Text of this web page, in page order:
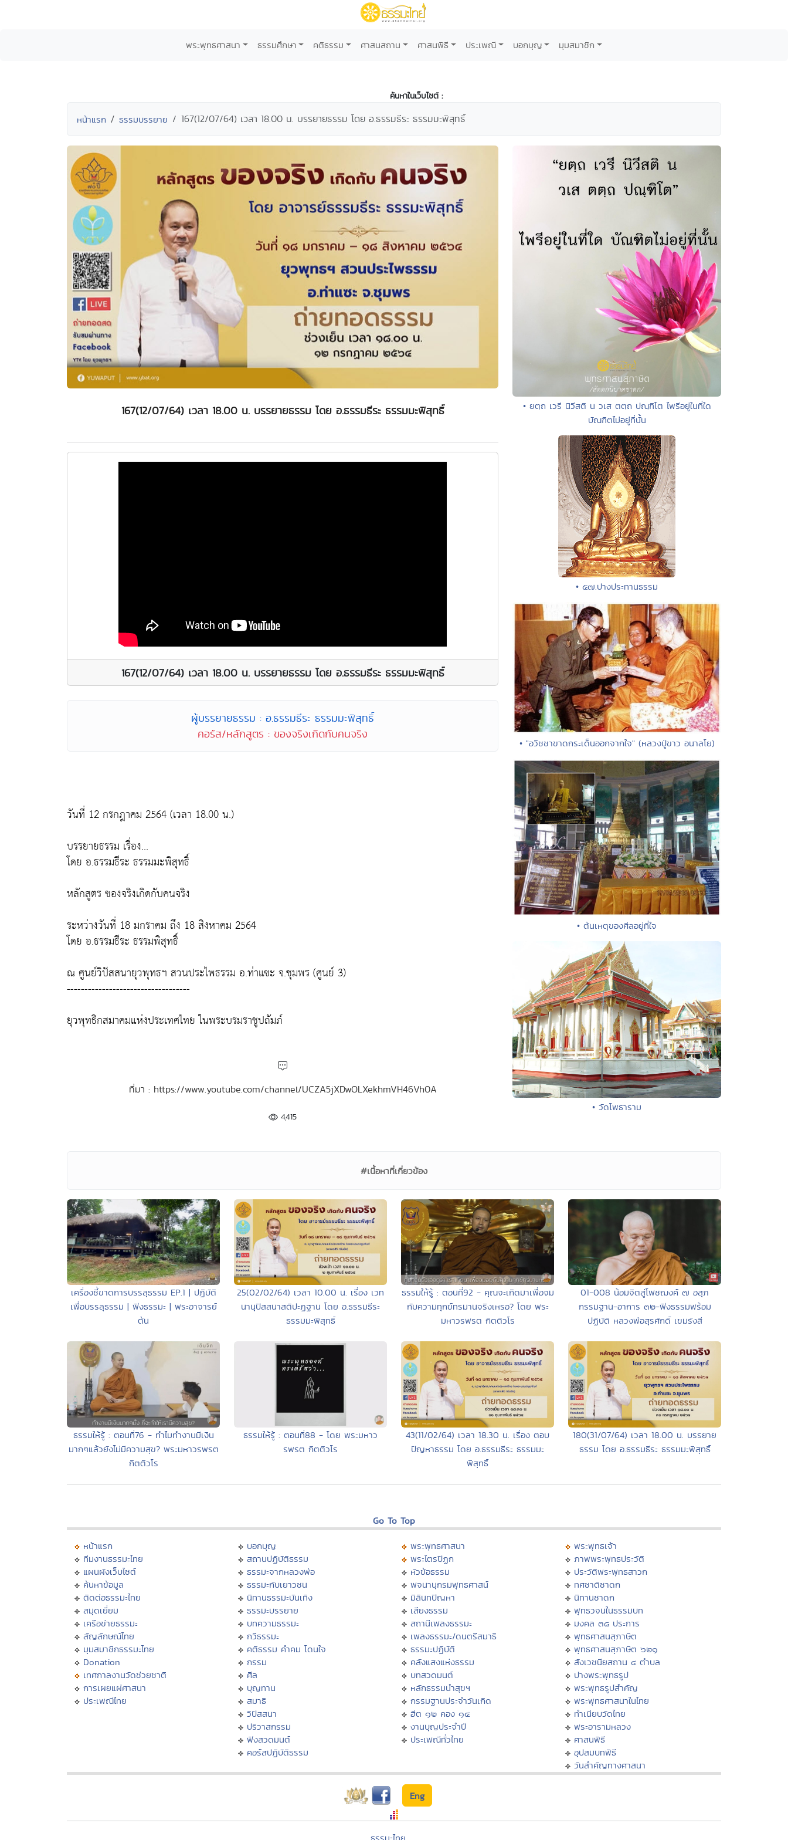
พระพุทธศาสนา ธรรมศึกษา คติธรรม ศาสนสถาน ศาสนพิธี ประเพณี บอกบุญ มุมสมาชิก
ค้นหาในเว็บไซต์ :
หน้าแรก ธรรมบรรยาย 167(12/07/64) เวลา 18.00 น. บรรยายธรรม โดย อ.ธรรมธีระ ธรรมมะพิสุทธิ์
167(12/07/64) เวลา 18.00 น. บรรยายธรรม โดย อ.ธรรมธีระ ธรรมมะพิสุทธิ์
167(12/07/64) เวลา 18.00 น. บรรยายธรรม โดย อ.ธรรมธีระ ธรรมมะพิสุทธิ์
ผู้บรรยายธรรม : อ.ธรรมธีระ ธรรมมะพิสุทธิ์
คอร์ส/หลักสูตร : ของจริงเกิดกับคนจริง
วันที่ 12 กรกฎาคม 2564 (เวลา 18.00 น.)
บรรยายธรรม เรื่อง...
โดย อ.ธรรมธีระ ธรรมมะพิสุทธิ์
หลักสูตร ของจริงเกิดกับคนจริง
ระหว่างวันที่ 18 มกราคม ถึง 18 สิงหาคม 2564
โดย อ.ธรรมธีระ ธรรมพิสุทธิ์
ณ ศูนย์วิปัสสนายุวพุทธฯ สวนประไพธรรม อ.ท่าแซะ จ.ชุมพร (ศูนย์ 3)
-----------------------------------
ยุวพุทธิกสมาคมแห่งประเทศไทย ในพระบรมราชูปถัมภ์
ที่มา : https://www.youtube.com/channel/UCZA5jXDwOLXekhmVH46Vh0A
4,415
• ยตฺถ เวรี นิวีสติ น วเส ตตฺถ ปณฺฑิโต ไพรีอยู่ในที่ใด
บัณฑิตไม่อยู่ที่นั้น
• ๕๗.ปางประทานธรรม
• "อวิชชาขาดกระเด็นออกจากใจ" (หลวงปู่ขาว อนาลโย)
• ต้นเหตุของศีลอยู่ที่ใจ
• วัดโพธาราม
#เนื้อหาที่เกี่ยวข้อง
เครื่องชี้ขาดการบรรลุธรรม EP.1 | ปฏิบัติ
เพื่อบรรลุธรรม | ฟังธรรมะ | พระอาจารย์
ต้น
25(02/02/64) เวลา 10.00 น. เรื่อง เวท
นานุปัสสนาสติปะฏฐาน โดย อ.ธรรมธีระ
ธรรมมะพิสุทธิ์
ธรรมให้รู้ : ตอนที่92 - คุณจะเกิดมาเพื่อจม
กับความทุกข์ทรมานจริงเหรอ? โดย พระ
มหาวรพรต กิตติวโร
01-008 น้อมจิตสู่โพชฌงค์ ๗ อสุภ
กรรมฐาน-อาการ ๓๒-ฟังธรรมพร้อม
ปฏิบัติ หลวงพ่อสุรศักดิ์ เขมรังสี
ธรรมให้รู้ : ตอนที่76 - ทำไมทำงานมีเงิน
มากๆแล้วยังไม่มีความสุข? พระมหาวรพรต
กิตติวโร
ธรรมให้รู้ : ตอนที่88 - โดย พระมหาว
รพรต กิตติวโร
43(11/02/64) เวลา 18.30 น. เรื่อง ตอบ
ปัญหาธรรม โดย อ.ธรรมธีระ ธรรมมะ
พิสุทธิ์
180(31/07/64) เวลา 18.00 น. บรรยาย
ธรรม โดย อ.ธรรมธีระ ธรรมมะพิสุทธิ์
Go To Top
หน้าแรก
ทีมงานธรรมะไทย
แผนผังเว็บไซต์
ค้นหาข้อมูล
ติดต่อธรรมะไทย
สมุดเยี่ยม
เครือข่ายธรรมะ
สัญลักษณ์ไทย
มุมสมาชิกธรรมะไทย
Donation
เทศกาลงานวัดช่วยชาติ
การเผยแผ่ศาสนา
ประเพณีไทย
บอกบุญ
สถานปฏิบัติธรรม
ธรรมะจากหลวงพ่อ
ธรรมะกับเยาวชน
นิทานธรรมะบันเทิง
ธรรมะบรรยาย
บทความธรรมะ
กวีธรรมะ
คติธรรม คำคม โดนใจ
กรรม
ศีล
บุญทาน
สมาธิ
วิปัสสนา
ปริวาสกรรม
ฟังสวดมนต์
คอร์สปฏิบัติธรรม
พระพุทธศาสนา
พระไตรปิฏก
หัวข้อธรรม
พจนานุกรมพุทธศาสน์
มิลินทปัญหา
เสียงธรรม
สถานีเพลงธรรมะ
เพลงธรรมะ/ดนตรีสมาธิ
ธรรมะปฏิบัติ
คลังแสงแห่งธรรม
บทสวดมนต์
หลักธรรมนำสุขฯ
กรรมฐานประจำวันเกิด
ฮีต ๑๒ คอง ๑๔
งานบุญประจำปี
ประเพณีทั่วไทย
พระพุทธเจ้า
ภาพพระพุทธประวัติ
ประวัติพระพุทธสาวก
ทศชาติชาดก
นิทานชาดก
พุทธวจนในธรรมบท
มงคล ๓๘ ประการ
พุทธศาสนสุภาษิต
พุทธศาสนสุภาษิต ๖๒๑
สังเวชนียสถาน ๔ ตำบล
ปางพระพุทธรูป
พระพุทธรูปสำคัญ
พระพุทธศาสนาในไทย
ทำเนียบวัดไทย
พระอารามหลวง
ศาสนพิธี
อุปสมบทพิธี
วันสำคัญทางศาสนา
Eng